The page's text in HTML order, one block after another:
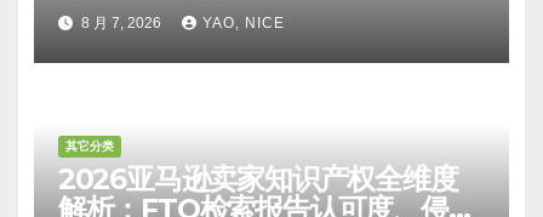
8 月 7, 2026 YAO, NICE
其它分类
2026亚马逊卖家知识产权全维度
解析：FTO检索报告认可度、侵权